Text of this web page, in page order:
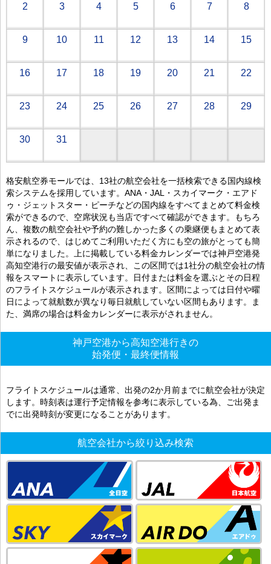
2 3 4 5 6 7 8
9 10 11 12 13 14 15
16 17 18 19 20 21 22
23 24 25 26 27 28 29
30 31
格安航空券モールでは、13社の航空会社を一括検索できる国内線検
索システムを採用しています。ANA・JAL・スカイマーク・エアド
ゥ・ジェットスター・ピーチなどの国内線をすべてまとめて料金検
索ができるので、空席状況も当店ですべて確認ができます。もちろ
ん、複数の航空会社や予約の難しかった多くの乗継便もまとめて表
示されるので、はじめてご利用いただく方にも空の旅がとっても簡
単になりました。上に掲載している料金カレンダーでは神戸空港発
高知空港行の最安値が表示され、この区間では1社分の航空会社の情
報をスマートに表示しています。日付または料金を選ぶとその日程
のフライトスケジュールが表示されます。区間によっては日付や曜
日によって就航数が異なり毎日就航していない区間もあります。ま
た、満席の場合は料金カレンダーに表示がされません。
神戸空港から高知空港行きの
始発便・最終便情報
フライトスケジュールは通常、出発の2か月前までに航空会社が決定
します。時刻表は運行予定情報を参考に表示している為、ご出発ま
でに出発時刻が変更になることがあります。
航空会社から絞り込み検索